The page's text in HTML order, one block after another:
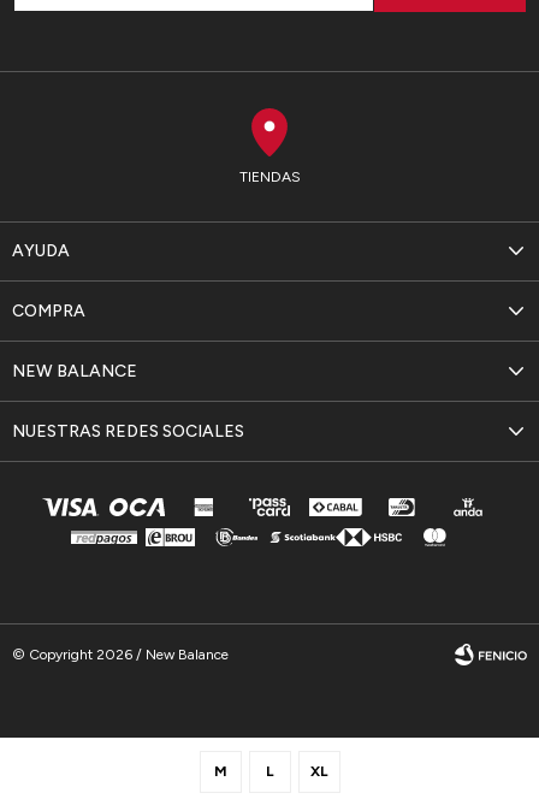
M L XL
TIENDAS
AYUDA
NEW BALANCE
COMPRA
NUESTRAS REDES SOCIALES
© Copyright 2026 / New Balance